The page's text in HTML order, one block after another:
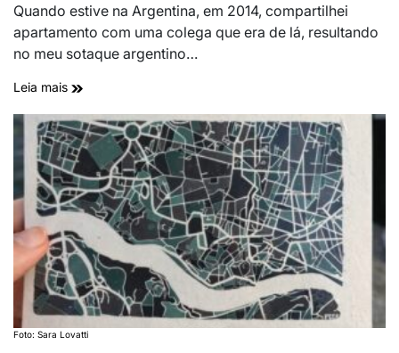
Quando estive na Argentina, em 2014, compartilhei
apartamento com uma colega que era de lá, resultando
no meu sotaque argentino…
Leia mais
Foto: Sara Lovatti